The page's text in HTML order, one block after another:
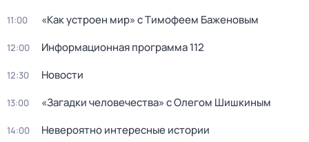
11:00 «Как устроен мир» с Тимофеем Баженовым
12:00 Информационная программа 112
12:30 Новости
13:00 «Загадки человечества» с Олегом Шишкиным
14:00 Невероятно интересные истории